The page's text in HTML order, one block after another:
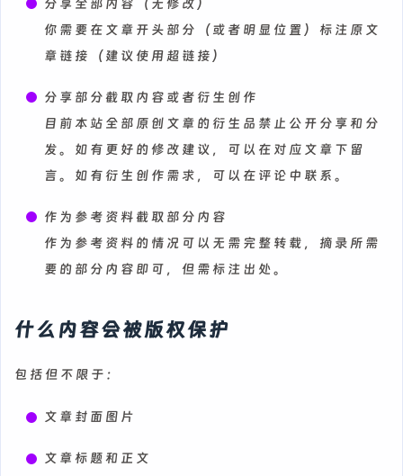
分享全部内容（无修改）
你需要在文章开头部分（或者明显位置）标注原文
章链接（建议使用超链接）
分享部分截取内容或者衍生创作
目前本站全部原创文章的衍生品禁止公开分享和分
发。如有更好的修改建议，可以在对应文章下留
言。如有衍生创作需求，可以在评论中联系。
作为参考资料截取部分内容
作为参考资料的情况可以无需完整转载，摘录所需
要的部分内容即可，但需标注出处。
什么内容会被版权保护
包括但不限于：
文章封面图片
文章标题和正文